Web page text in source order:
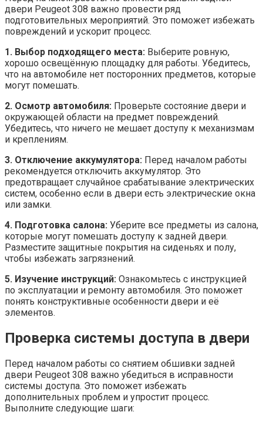
двери Peugeot 308 важно провести ряд
подготовительных мероприятий. Это поможет избежать
повреждений и ускорит процесс.
1. Выбор подходящего места: Выберите ровную,
хорошо освещённую площадку для работы. Убедитесь,
что на автомобиле нет посторонних предметов, которые
могут помешать.
2. Осмотр автомобиля: Проверьте состояние двери и
окружающей области на предмет повреждений.
Убедитесь, что ничего не мешает доступу к механизмам
и креплениям.
3. Отключение аккумулятора: Перед началом работы
рекомендуется отключить аккумулятор. Это
предотвращает случайное срабатывание электрических
систем, особенно если в двери есть электрические окна
или замки.
4. Подготовка салона: Уберите все предметы из салона,
которые могут помешать доступу к задней двери.
Разместите защитные покрытия на сиденьях и полу,
чтобы избежать загрязнений.
5. Изучение инструкций: Ознакомьтесь с инструкцией
по эксплуатации и ремонту автомобиля. Это поможет
понять конструктивные особенности двери и её
элементов.
Проверка системы доступа в двери
Перед началом работы со снятием обшивки задней
двери Peugeot 308 важно убедиться в исправности
системы доступа. Это поможет избежать
дополнительных проблем и упростит процесс.
Выполните следующие шаги: